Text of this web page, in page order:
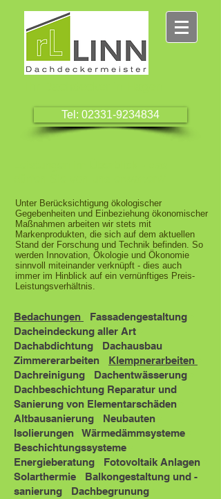
Tel: 02331-9234834
Unter Berücksichtigung ökologischer
Gegebenheiten und Einbeziehung ökonomischer
Maßnahmen arbeiten wir stets mit
Markenprodukten, die sich auf dem aktuellen
Stand der Forschung und Technik befinden. So
werden Innovation, Ökologie und Ökonomie
sinnvoll miteinander verknüpft - dies auch
immer im Hinblick auf ein vernünftiges Preis-
Leistungsverhältnis.
Bedachungen Fassadengestaltung
Dacheindeckung aller Art
Dachabdichtung
Dachausbau
Zimmererarbeiten
Klempnerarbeiten
Dachreinigung
Dachentwässerung
Dachbeschichtung Reparatur und
Sanierung von Elementarschäden
Altbausanierung
Neubauten
Isolierungen
Wärmedämmsysteme
Beschichtungssysteme
Energieberatung
Fotovoltaik Anlagen
Solarthermie
Balkongestaltung und -
sanierung
Dachbegrunung